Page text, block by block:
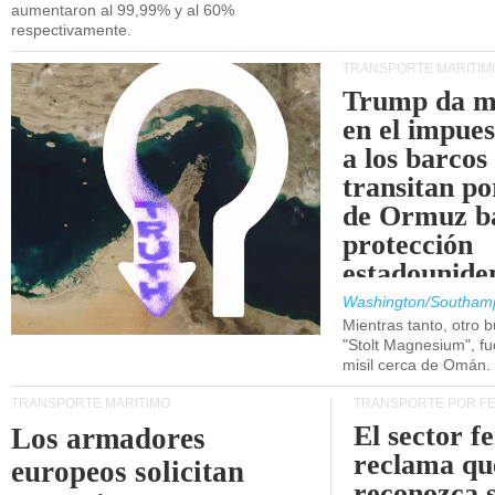
aumentaron al 99,99% y al 60%
respectivamente.
TRANSPORTE
Trump da
en el
a los barcos
transitan
de Ormuz
protección
Washington/
Mientras tanto, otro
"Stolt Magnesium",
misil cerca de Omán.
TRANSPORTE MARÍTIMO
Los armadores
europeos solicitan
TRANSPORTE POR
El sector
reclama